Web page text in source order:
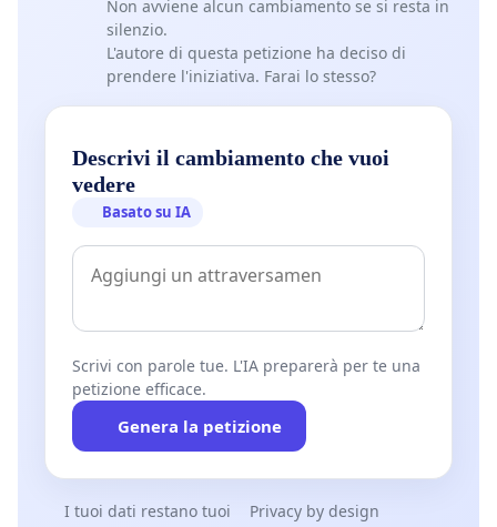
Alfonso Navarra -Disarmisti esigenti (tra le
organizzazioni membre ICAN)
Antonia Sani -Coordinamento antinucleare
Alex Zanotelli - missionario comboniano
Non avviene alcun cambiamento se si resta in
silenzio.
L'autore di questa petizione ha deciso di
prendere l'iniziativa. Farai lo stesso?
Descrivi il cambiamento che vuoi
vedere
Basato su IA
Scrivi con parole tue. L'IA preparerà per te una
petizione efficace.
Genera la petizione
I tuoi dati restano tuoi Privacy by design